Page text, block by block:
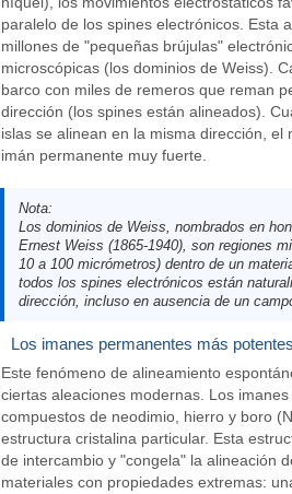
paralelo de los spines electrónicos. Esta
millones de "pequeñas brújulas"
microscópicas (los dominios de Weiss).
barco con miles de remeros que reman
dirección (los spines están alineados).
islas se alinean en la misma dirección, el
imán permanente muy fuerte.
Nota:
Los dominios de Weiss, nombrados en
Ernest Weiss (1865-1940), son regiones
10 a 100 micrómetros) dentro de un
todos los spines electrónicos están
dirección, incluso en ausencia de un
Los imanes permanentes más
Este fenómeno de alineamiento
ciertas aleaciones modernas. Los
compuestos de neodimio, hierro y boro
estructura cristalina particular. Esta
de intercambio y "congela" la alineación
materiales con propiedades extremas: